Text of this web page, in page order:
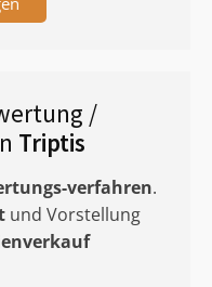
/
Triptis
verfahren.
und Vorstellung